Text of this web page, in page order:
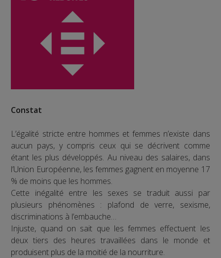
Constat
L’égalité stricte entre hommes et femmes n’existe dans
aucun pays, y compris ceux qui se décrivent comme
étant les plus développés. Au niveau des salaires, dans
l’Union Européenne, les femmes gagnent en moyenne 17
% de moins que les hommes.
Cette inégalité entre les sexes se traduit aussi par
plusieurs phénomènes : plafond de verre, sexisme,
discriminations à l’embauche…
Injuste, quand on sait que les femmes effectuent les
deux tiers des heures travaillées dans le monde et
produisent plus de la moitié de la nourriture.